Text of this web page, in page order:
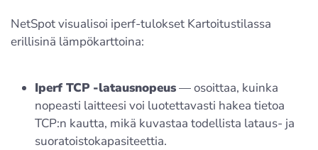
NetSpot visualisoi iperf-tulokset Kartoitustilassa
erillisinä lämpökarttoina:
Iperf TCP -latausnopeus— osoittaa, kuinka
nopeasti laitteesi voi luotettavasti hakea tietoa
TCP:n kautta, mikä kuvastaa todellista lataus- ja
suoratoistokapasiteettia.